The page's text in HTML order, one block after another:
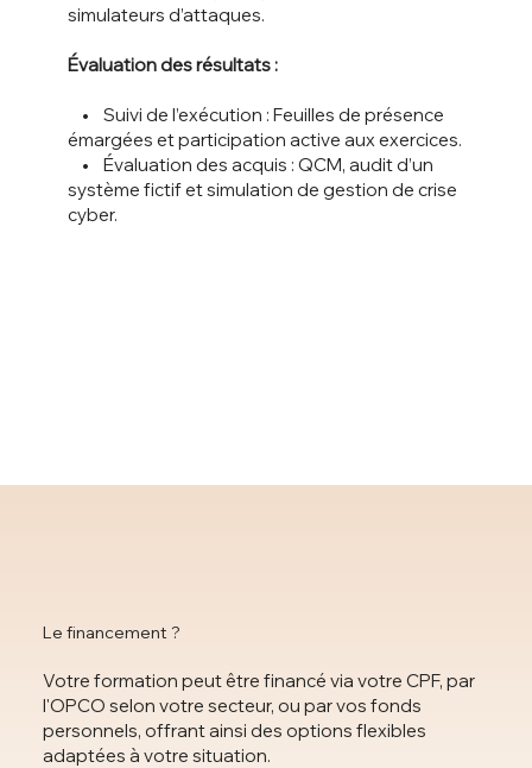
simulateurs d’attaques.
Évaluation des résultats :
• Suivi de l’exécution : Feuilles de présence
émargées et participation active aux exercices.
• Évaluation des acquis : QCM, audit d’un
système fictif et simulation de gestion de crise
cyber.
Le financement ?
Votre formation peut être financé via votre CPF, par
l'OPCO selon votre secteur, ou par vos fonds
personnels, offrant ainsi des options flexibles
adaptées à votre situation.